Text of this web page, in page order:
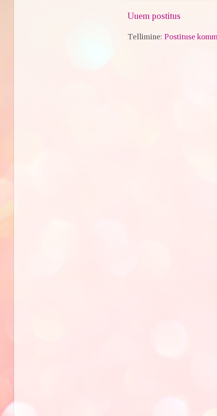
Uuem postitus
Tellimine:Postituse